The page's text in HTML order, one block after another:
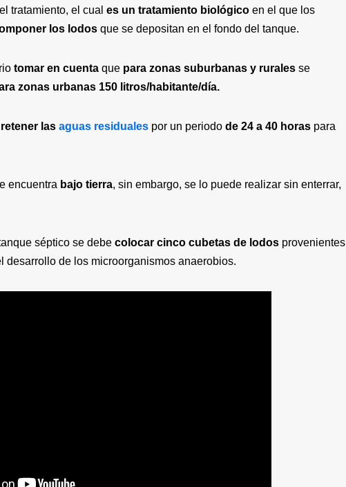
tratamiento, el cual es un tratamiento biológico en el que los
los lodos que se depositan en el fondo del tanque.
tomar en cuenta que para zonas suburbanas y rurales se
zonas urbanas 150 litros/habitante/día.
las aguas residuales por un periodo de 24 a 40 horas para
encuentra bajo tierra, sin embargo, se lo puede realizar sin enterrar,
séptico se debe colocar cinco cubetas de lodos provenientes
desarrollo de los microorganismos anaerobios.